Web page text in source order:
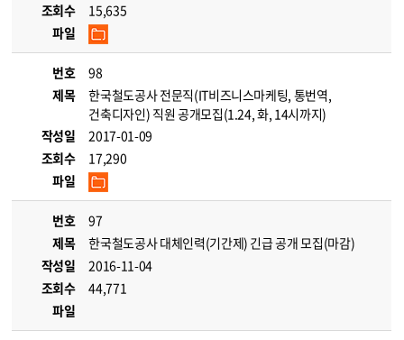
조회수
15,635
파일
번호
98
제목
한국철도공사 전문직(IT비즈니스마케팅, 통번역,
건축디자인) 직원 공개모집(1.24, 화, 14시까지)
작성일
2017-01-09
조회수
17,290
파일
번호
97
제목
한국철도공사 대체인력(기간제) 긴급 공개 모집(마감)
작성일
2016-11-04
조회수
44,771
파일